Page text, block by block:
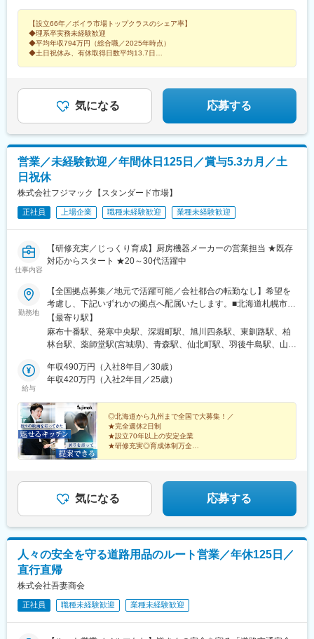
県、鳥取県、島根県、岡山県、広島県、山口県、徳島県、香川
県、愛媛県、高知県、福岡県、佐賀県、長崎県、熊本県、大分
県、宮崎県、鹿児島県、沖縄県※受動喫煙対策あり
県)、国母駅、新潟駅、北長岡駅、春日山駅、北長野駅、村井駅、
南富山駅、西金沢駅、越前新保駅、尾張星の宮駅、船町駅、春日
井駅(中央本線)、左京山駅、東刈谷駅、岐南駅、春日町駅、沼津
駅、天竜川駅、阿漕駅、中川原駅、新石切駅、南茨木駅(阪急線)、
駅、栗東駅、南彦根駅、郡山駅(奈良県)、紀和駅、鳥取駅、松江
駅、備前西市駅、下祇園駅、東福山駅、防府駅、小月駅、堀江
駅、伊予西条駅、北宇和島駅、薊野駅、元山駅(香川県)、鮎喰駅、
西都城駅、赤嶺駅、糀谷駅、泉岳寺駅、センター北駅、土呂駅、
八柱駅、沢良宜駅、紀伊中ノ島駅、祇園新橋北駅、蔵本駅
【設立66年／ボイラ市場トップクラスのシェア率】
◆理系卒実務未経験歓迎
◆平均年収794万円（総合職／2025年時点）
◆土日祝休み、有休取得日数平均13.7日
気になる 応募する
営業／未経験歓迎／年間休日125日／賞与5.3カ月／土
日祝休
株式会社フジマック【スタンダード市場】
正社員 上場企業 職種未経験歓迎 業種未経験歓迎
仕事内容
【研修充実／じっくり育成】厨房機器メーカーの営業担当 ★既存
対応からスタート ★20～30代活躍中
勤務地
【全国拠点募集／地元で活躍可能／会社都合の転勤なし】希望を
考慮し、下記いずれかの拠点へ配属いたします。■北海道札幌市／
函館市／旭川市／釧路市／帯広市■東北宮城県／青森県／岩手県／
秋田県／山形県／福島県■関東東京都（港区・台東区・中野区・八
王子市・小平市）／千葉県（千葉市・柏市・船橋市）／神奈川県
県／茨城県■中部静岡県（静岡市・三島市・浜松市）／愛知県（名
古屋市・岡崎市）／山梨県／富山県／石川県／新潟県／長野県
市）／京都府／兵庫県（神戸市・姫路市）／和歌山県／三重県■中
国・四国広島県（広島市、福山市）／島根県／岡山県／山口県／
香川県／徳島県／愛媛県／高知県■九州・沖縄福岡県（福岡市・北
九州市）／佐賀県／長崎県／熊本県／大分県／宮崎県／鹿児島県
／沖縄県※転勤は必ず相談の上、決定いたします（基本同じエリア
場完備）※受動喫煙対策：オフィス内禁煙
【最寄り駅】
麻布十番駅、発寒中央駅、深堀町駅、旭川四条駅、東釧路駅、柏
林台駅、薬師堂駅(宮城県)、青森駅、仙北町駅、羽後牛島駅、山形
駅、甲府駅、上尾駅、葭川公園駅、大神宮下駅、柏駅、新御徒町
駅、落合駅(東京都)、京王八王子駅、青梅街道駅、上大岡駅、元住
県)、南富山駅、上諸江駅、新福井駅、岐南駅、六名駅、東松阪
駅、越後石山駅、豊津駅(大阪府)、萩原天神駅、くいな橋駅、和田
岬駅、亀山駅(兵庫県)、田井ノ瀬駅、下祇園駅、東福山駅、松江
駅、備前西市駅、周防下郷駅、香西駅、吉成駅、鎌田駅、薊野
駅、大橋駅(福岡県)、競馬場前駅(福岡県)、鍋島駅、住吉駅(長崎
駅、西松本駅、田原町駅(東京都)、新井薬師前駅、港南中央駅、江
坂駅、竹田駅(京都府)、竹下駅、守恒駅、南鹿児島駅、蔵前駅、東
中野駅、涙橋駅
給与
年収490万円（入社8年目／30歳）
年収420万円（入社2年目／25歳）
◎北海道から九州まで全国で大募集！／
★完全週休2日制
★設立70年以上の安定企業
★研修充実◎育成体制万全
スタンダード上場企業で築く安定のキャリア。
気になる 応募する
人々の安全を守る道路用品のルート営業／年休125日／
直行直帰
株式会社吾妻商会
正社員 職種未経験歓迎 業種未経験歓迎